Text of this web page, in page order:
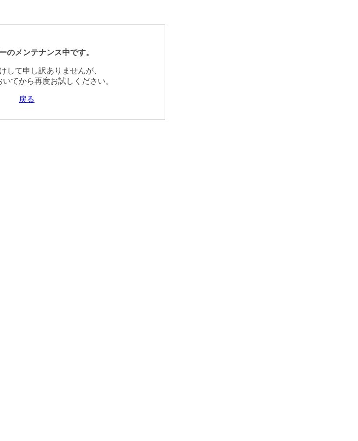
のメンテナンス中です。
して申し訳ありませんが、
てから再度お試しください。
戻る